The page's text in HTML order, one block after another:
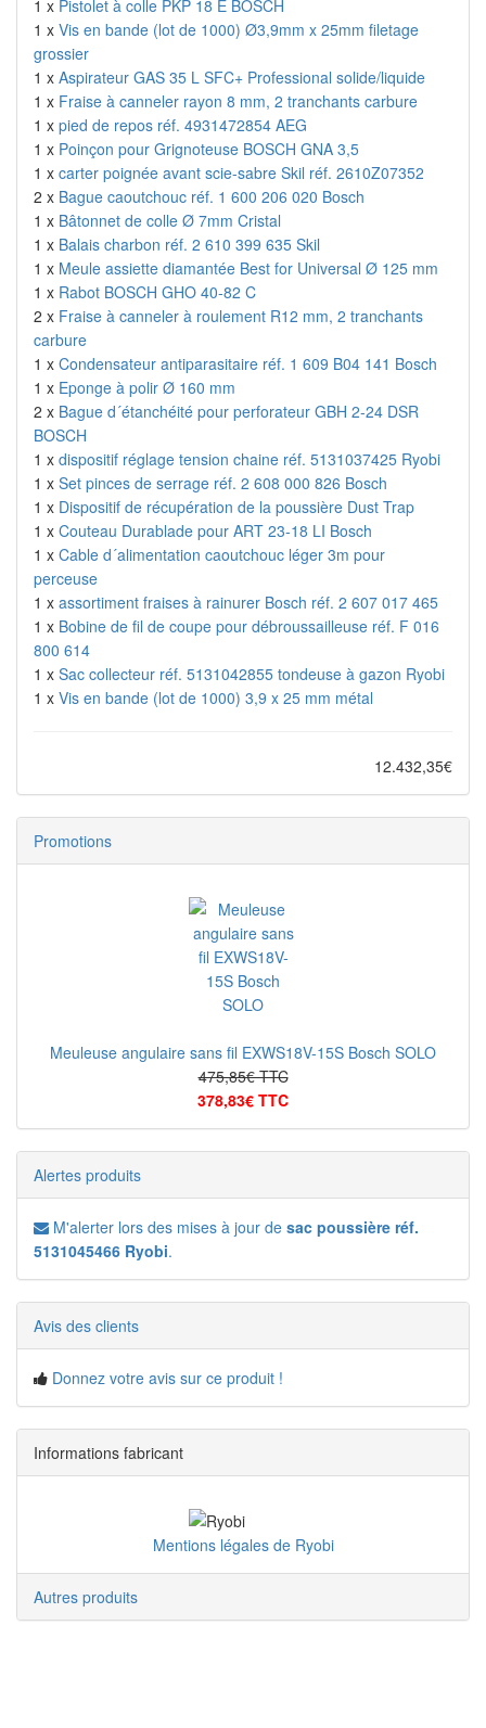
1 x Pistolet à colle PKP 18 E BOSCH
1 x Vis en bande (lot de 1000) Ø3,9mm x 25mm filetage
grossier
1 x Aspirateur GAS 35 L SFC+ Professional solide/liquide
1 x Fraise à canneler rayon 8 mm, 2 tranchants carbure
1 x pied de repos réf. 4931472854 AEG
1 x Poinçon pour Grignoteuse BOSCH GNA 3,5
1 x carter poignée avant scie-sabre Skil réf. 2610Z07352
2 x Bague caoutchouc réf. 1 600 206 020 Bosch
1 x Bâtonnet de colle Ø 7mm Cristal
1 x Balais charbon réf. 2 610 399 635 Skil
1 x Meule assiette diamantée Best for Universal Ø 125 mm
1 x Rabot BOSCH GHO 40-82 C
2 x Fraise à canneler à roulement R12 mm, 2 tranchants
carbure
1 x Condensateur antiparasitaire réf. 1 609 B04 141 Bosch
1 x Eponge à polir Ø 160 mm
2 x Bague d´étanchéité pour perforateur GBH 2-24 DSR
BOSCH
1 x dispositif réglage tension chaine réf. 5131037425 Ryobi
1 x Set pinces de serrage réf. 2 608 000 826 Bosch
1 x Dispositif de récupération de la poussière Dust Trap
1 x Couteau Durablade pour ART 23-18 LI Bosch
1 x Cable d´alimentation caoutchouc léger 3m pour
perceuse
1 x assortiment fraises à rainurer Bosch réf. 2 607 017 465
1 x Bobine de fil de coupe pour débroussailleuse réf. F 016
800 614
1 x Sac collecteur réf. 5131042855 tondeuse à gazon Ryobi
1 x Vis en bande (lot de 1000) 3,9 x 25 mm métal
12.432,35€
Promotions
Meuleuse angulaire sans fil EXWS18V-15S Bosch SOLO
475,85€ TTC
378,83€ TTC
Alertes produits
M'alerter lors des mises à jour de sac poussière réf.
5131045466 Ryobi.
Avis des clients
Donnez votre avis sur ce produit !
Informations fabricant
Mentions légales de Ryobi
Autres produits